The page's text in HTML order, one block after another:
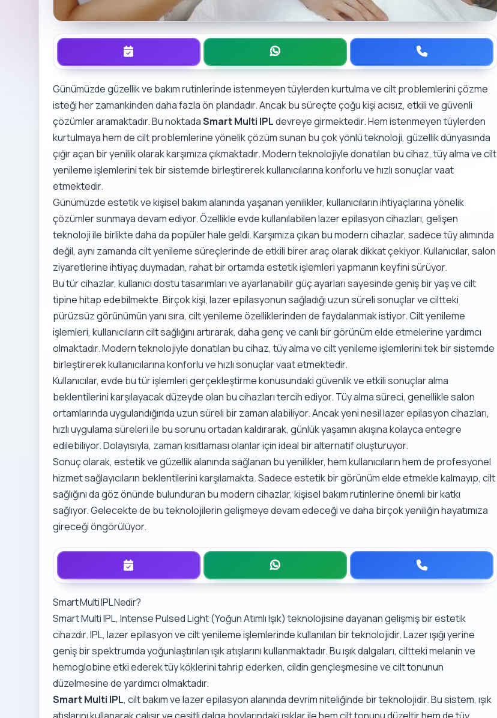
Günümüzde güzellik ve bakım rutinlerinde istenmeyen tüylerden kurtulma ve cilt problemlerini çözme
isteği her zamankinden daha fazla ön plandadır. Ancak bu süreçte çoğu kişi acısız, etkili ve güvenli
çözümler aramaktadır. Bu noktadaSmart Multi IPLdevreye girmektedir. Hem istenmeyen tüylerden
kurtulmaya hem de cilt problemlerine yönelik çözüm sunan bu çok yönlü teknoloji, güzellik dünyasında
çığır açan bir yenilik olarak karşımıza çıkmaktadır. Modern teknolojiyle donatılan bu cihaz, tüy alma ve cilt
yenileme işlemlerini tek bir sistemde birleştirerek kullanıcılarına konforlu ve hızlı sonuçlar vaat
etmektedir.
Günümüzde estetik ve kişisel bakım alanında yaşanan yenilikler, kullanıcıların ihtiyaçlarına yönelik
çözümler sunmaya devam ediyor. Özellikle evde kullanılabilen lazer epilasyon cihazları, gelişen
teknoloji ile birlikte daha da popüler hale geldi. Karşımıza çıkan bu modern cihazlar, sadece tüy alımında
değil, aynı zamanda cilt yenileme süreçlerinde de etkili birer araç olarak dikkat çekiyor. Kullanıcılar, salon
ziyaretlerine ihtiyaç duymadan, rahat bir ortamda estetik işlemleri yapmanın keyfini sürüyor.
Bu tür cihazlar, kullanıcı dostu tasarımları ve ayarlanabilir güç ayarları sayesinde geniş bir yaş ve cilt
tipine hitap edebilmekte. Birçok kişi, lazer epilasyonun sağladığı uzun süreli sonuçlar ve ciltteki
pürüzsüz görünümün yanı sıra, cilt yenileme özelliklerinden de faydalanmak istiyor. Cilt yenileme
işlemleri, kullanıcıların cilt sağlığını artırarak, daha genç ve canlı bir görünüm elde etmelerine yardımcı
olmaktadır. Modern teknolojiyle donatılan bu cihaz, tüy alma ve cilt yenileme işlemlerini tek bir sistemde
birleştirerek kullanıcılarına konforlu ve hızlı sonuçlar vaat etmektedir.
Kullanıcılar, evde bu tür işlemleri gerçekleştirme konusundaki güvenlik ve etkili sonuçlar alma
beklentilerini karşılayacak düzeyde olan bu cihazları tercih ediyor. Tüy alma süreci, genellikle salon
ortamlarında uygulandığında uzun süreli bir zaman alabiliyor. Ancak yeni nesil lazer epilasyon cihazları,
hızlı uygulama süreleri ile bu sorunu ortadan kaldırarak, günlük yaşamın akışına kolayca entegre
edilebiliyor. Dolayısıyla, zaman kısıtlaması olanlar için ideal bir alternatif oluşturuyor.
Sonuç olarak, estetik ve güzellik alanında sağlanan bu yenilikler, hem kullanıcıların hem de profesyonel
hizmet sağlayıcıların beklentilerini karşılamakta. Sadece estetik bir görünüm elde etmekle kalmayıp, cilt
sağlığını da göz önünde bulunduran bu modern cihazlar, kişisel bakım rutinlerine önemli bir katkı
sağlıyor. Gelecekte de bu teknolojilerin gelişmeye devam edeceği ve daha birçok yeniliğin hayatımıza
gireceği öngörülüyor.
Smart Multi IPL Nedir?
Smart Multi IPL, Intense Pulsed Light (Yoğun Atımlı Işık) teknolojisine dayanan gelişmiş bir estetik
cihazdır. IPL, lazer epilasyon ve cilt yenileme işlemlerinde kullanılan bir teknolojidir. Lazer ışığı yerine
geniş bir spektrumda yoğunlaştırılan ışık atışlarını kullanmaktadır. Bu ışık dalgaları, ciltteki melanin ve
hemoglobine etki ederek tüy köklerini tahrip ederken, cildin gençleşmesine ve cilt tonunun
düzelmesine de yardımcı olmaktadır.
Smart Multi IPL, cilt bakım ve lazer epilasyon alanında devrim niteliğinde bir teknolojidir. Bu sistem, ışık